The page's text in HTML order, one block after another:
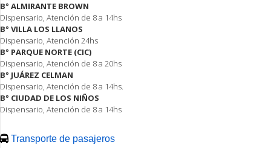
B° ALMIRANTE BROWN
Dispensario, Atención de 8 a 14hs
B° VILLA LOS LLANOS
Dispensario, Atención 24hs
B° PARQUE NORTE (CIC)
Dispensario, Atención de 8 a 20hs
B° JUÁREZ CELMAN
Dispensario, Atención de 8 a 14hs.
B° CIUDAD DE LOS NIÑOS
Dispensario, Atención de 8 a 14hs
Transporte de pasajeros